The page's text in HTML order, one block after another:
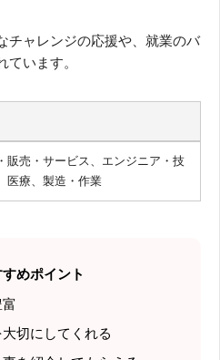
チャレンジの応援や、就業のバ
ています。
販売・サービス、エンジニア・技
医療、製造・作業
めポイント
切にしてくれる